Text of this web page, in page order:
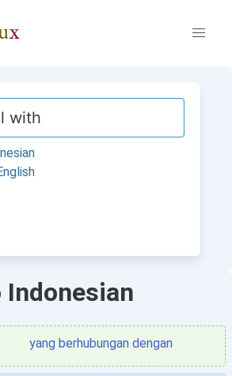
Indonesian
yang berhubungan dengan